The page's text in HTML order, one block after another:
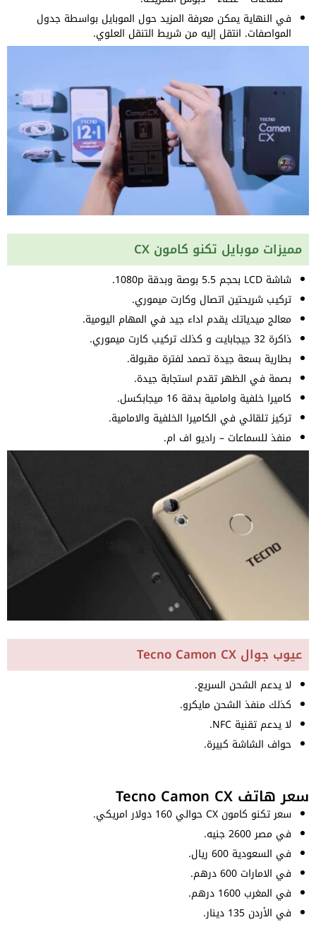
في النهاية يمكن معرفة المزيد حول الموبايل بواسطة جدول
المواصفات. انتقل إليه من شريط التنقل العلوي.
مميزات موبايل تكنو كامون CX
شاشة LCD بحجم 5.5 بوصة وبدقة 1080p.
تركيب شريحتين اتصال وكارت ميموري.
معالج ميدياتك يقدم اداء جيد في المهام اليومية.
ذاكرة 32 جيجابايت و كذلك تركيب كارت ميموري.
بطارية بسعة جيدة تصمد لفترة مقبولة.
بصمة في الظهر تقدم استجابة جيدة.
كاميرا خلفية وامامية بدقة 16 ميجابكسل.
تركيز تلقائي في الكاميرا الخلفية والامامية.
منفذ للسماعات – راديو اف ام.
عيوب جوال Tecno Camon CX
لا يدعم الشحن السريع.
كذلك منفذ الشحن مايكرو.
لا يدعم تقنية NFC.
حواف الشاشة كبيرة.
سعر هاتف Tecno Camon CX
سعر تكنو كامون CX حوالي 160 دولار امريكي.
في مصر 2600 جنيه.
في السعودية 600 ريال.
في الامارات 600 درهم.
في المغرب 1600 درهم.
في الأردن 135 دينار.